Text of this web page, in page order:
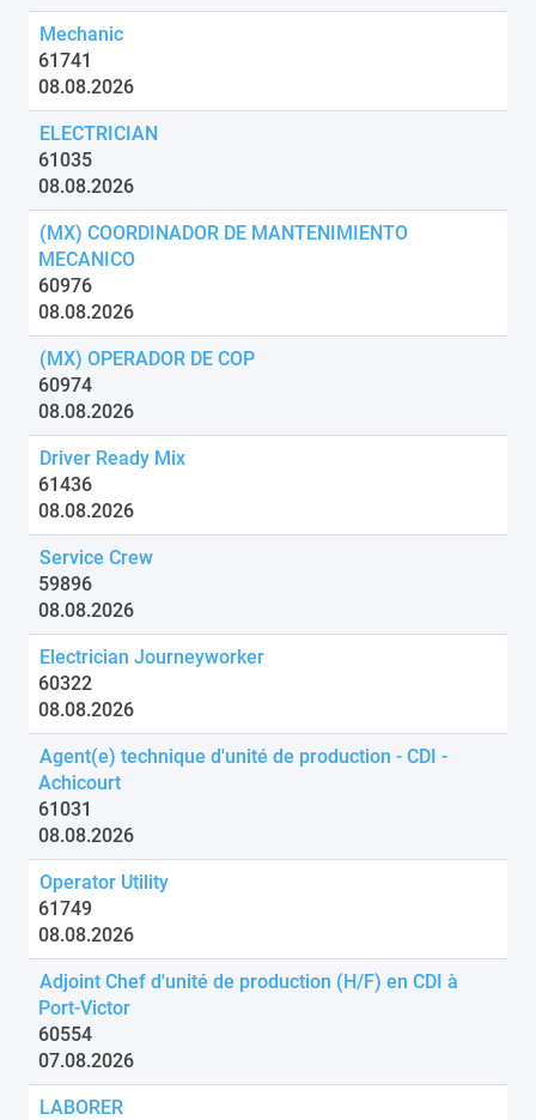
Mechanic
61741
08.08.2026
ELECTRICIAN
61035
08.08.2026
(MX) COORDINADOR DE MANTENIMIENTO
MECANICO
60976
08.08.2026
(MX) OPERADOR DE COP
60974
08.08.2026
Driver Ready Mix
61436
08.08.2026
Service Crew
59896
08.08.2026
Electrician Journeyworker
60322
08.08.2026
Agent(e) technique d'unité de production - CDI -
Achicourt
61031
08.08.2026
Operator Utility
61749
08.08.2026
Adjoint Chef d'unité de production (H/F) en CDI à
Port-Victor
60554
07.08.2026
LABORER